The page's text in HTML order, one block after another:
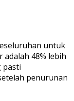
untuk
48% lebih
pasti
penurunan